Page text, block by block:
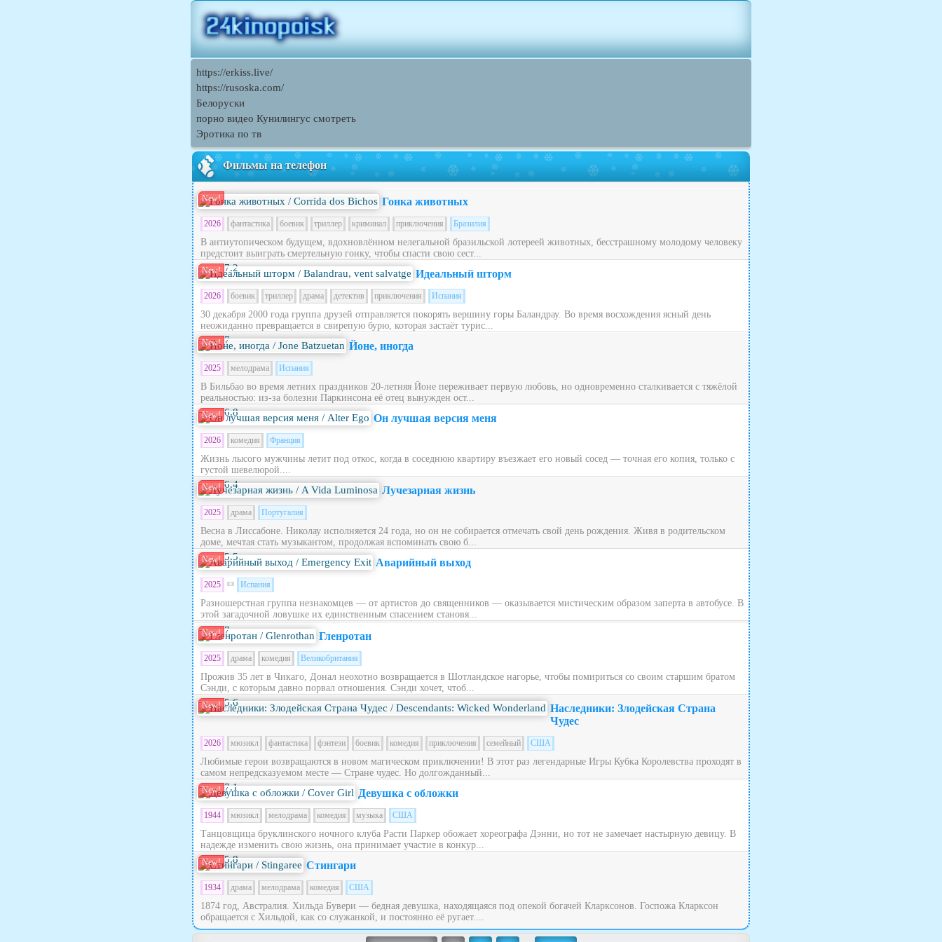
https://erkiss.live/
https://rusoska.com/
Белоруски
порно видео Кунилингус смотреть
Эротика по тв
Фильмы на телефон
New! Гонка животных
2026 фантастика боевик триллер криминал приключения Бразилия
В антиутопическом будущем, вдохновлённом нелегальной бразильской лотереей животных, бесстрашному молодому человеку
предстоит выиграть смертельную гонку, чтобы спасти свою сест...
New! 7.2 Идеальный шторм
2026 боевик триллер драма детектив приключения Испания
30 декабря 2000 года группа друзей отправляется покорять вершину горы Баландрау. Во время восхождения ясный день
неожиданно превращается в свирепую бурю, которая застаёт турис...
New! 7 Йоне, иногда
2025 мелодрама Испания
В Бильбао во время летних праздников 20‑летняя Йоне переживает первую любовь, но одновременно сталкивается с тяжёлой
реальностью: из‑за болезни Паркинсона её отец вынужден ост...
New! 6.8 Он лучшая версия меня
2026 комедия Франция
Жизнь лысого мужчины летит под откос, когда в соседнюю квартиру въезжает его новый сосед — точная его копия, только с
густой шевелюрой....
New! 6.4 Лучезарная жизнь
2025 драма Португалия
Весна в Лиссабоне. Николау исполняется 24 года, но он не собирается отмечать свой день рождения. Живя в родительском
доме, мечтая стать музыкантом, продолжая вспоминать свою б...
New! 5.5 Аварийный выход
2025 Испания
Разношерстная группа незнакомцев — от артистов до священников — оказывается мистическим образом заперта в автобусе. В
этой загадочной ловушке их единственным спасением становя...
New! 7 Гленротан
2025 драма комедия Великобритания
Прожив 35 лет в Чикаго, Донал неохотно возвращается в Шотландское нагорье, чтобы помириться со своим старшим братом
Сэнди, с которым давно порвал отношения. Сэнди хочет, чтоб...
New! 5.6
Наследники: Злодейская Страна
Чудес
2026 мюзикл фантастика фэнтези боевик комедия приключения семейный США
Любимые герои возвращаются в новом магическом приключении! В этот раз легендарные Игры Кубка Королевства проходят в
самом непредсказуемом месте — Стране чудес. Но долгожданный...
New! 7.1 Девушка с обложки
1944 мюзикл мелодрама комедия музыка США
Танцовщица бруклинского ночного клуба Расти Паркер обожает хореографа Дэнни, но тот не замечает настырную девицу. В
надежде изменить свою жизнь, она принимает участие в конкур...
New! 5.8 Стингари
1934 драма мелодрама комедия США
1874 год, Австралия. Хильда Бувери — бедная девушка, находящаяся под опекой богачей Кларксонов. Госпожа Кларксон
обращается с Хильдой, как со служанкой, и постоянно её ругает....